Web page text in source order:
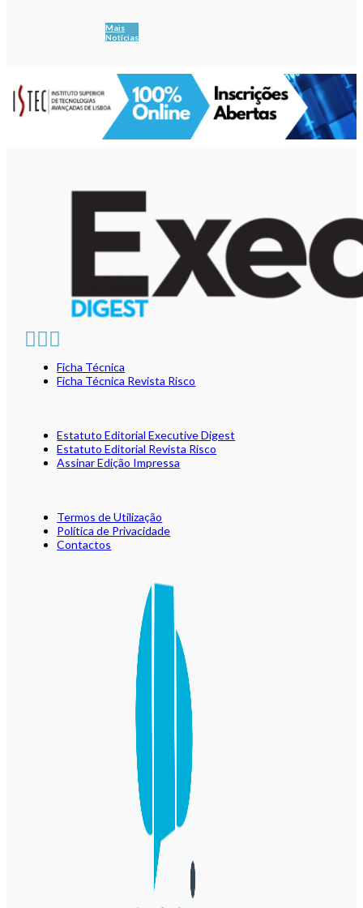
Mais
Notícias
Ficha Técnica
Ficha Técnica Revista Risco
Estatuto Editorial Executive Digest
Estatuto Editorial Revista Risco
Assinar Edição Impressa
Termos de Utilização
Política de Privacidade
Contactos